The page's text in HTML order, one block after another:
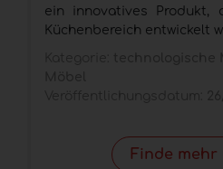
ein innovatives Produkt,
Küchenbereich entwickelt
Finde mehr